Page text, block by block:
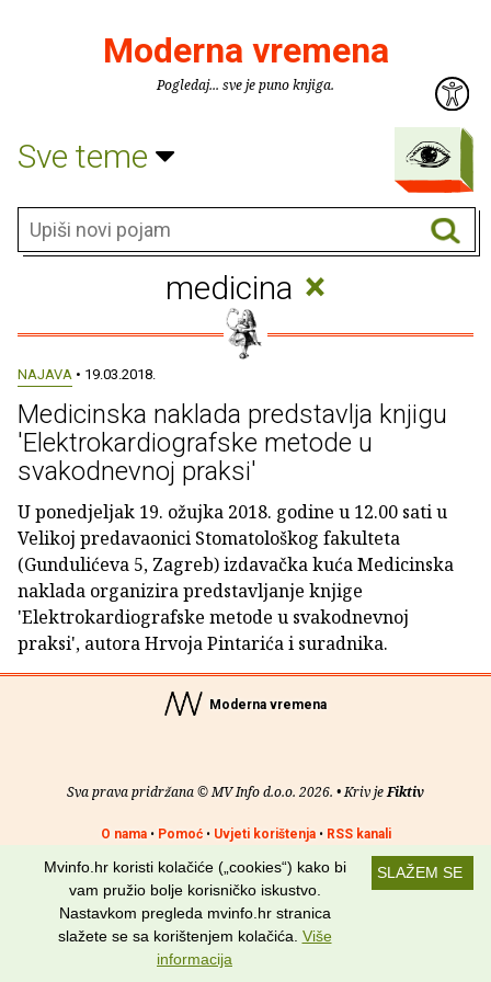
Moderna vremena
Pogledaj... sve je puno knjiga.
Sve teme
medicina ×
NAJAVA • 19.03.2018.
Medicinska naklada predstavlja knjigu
'Elektrokardiografske metode u
svakodnevnoj praksi'
U ponedjeljak 19. ožujka 2018. godine u 12.00 sati u
Velikoj predavaonici Stomatološkog fakulteta
(Gundulićeva 5, Zagreb) izdavačka kuća Medicinska
naklada organizira predstavljanje knjige
'Elektrokardiografske metode u svakodnevnoj
praksi', autora Hrvoja Pintarića i suradnika.
Moderna vremena
Sva prava pridržana © MV Info d.o.o. 2026. • Kriv jeFiktiv
O nama• Pomoć• Uvjeti korištenja• RSS kanali
Potraži nas na: SLAŽEM SE
Mvinfo.hr koristi kolačiće („cookies“) kako bi
vam pružio bolje korisničko iskustvo.
Nastavkom pregleda mvinfo.hr stranica
slažete se sa korištenjem kolačića. Više
informacija